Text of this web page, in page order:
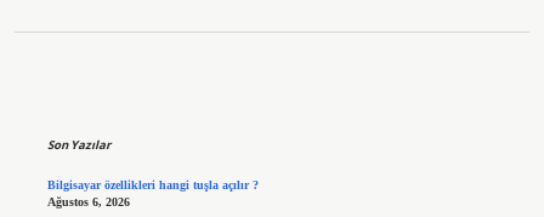
Son Yazılar
Bilgisayar özellikleri hangi tuşla açılır ?
Ağustos 6, 2026